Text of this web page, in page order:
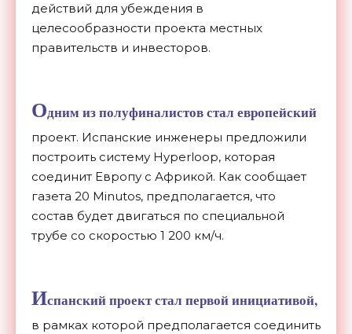
действий для убеждения в
целесообразности проекта местных
правительств и инвесторов.
Одним из полуфиналистов стал европейский
проект. Испанские инженеры предложили
построить систему Hyperloop, которая
соединит Европу с Африкой. Как сообщает
газета 20 Minutos, предполагается, что
состав будет двигаться по специальной
трубе со скоростью 1 200 км/ч.
Испанский проект стал первой инициативой,
в рамках которой предполагается соединить